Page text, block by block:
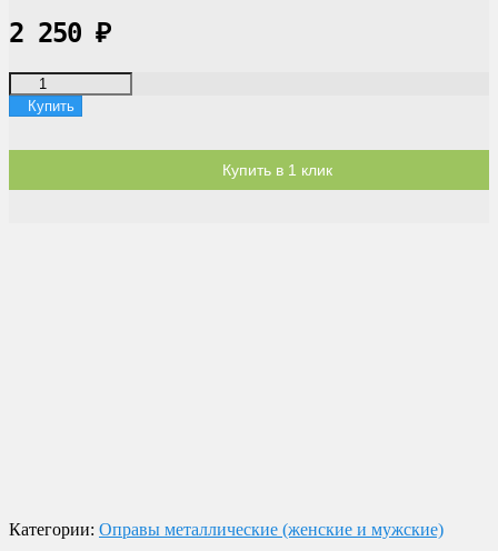
2 250 ₽
Купить
Купить в 1 клик
Категории: Оправы металлические (женские и мужские)